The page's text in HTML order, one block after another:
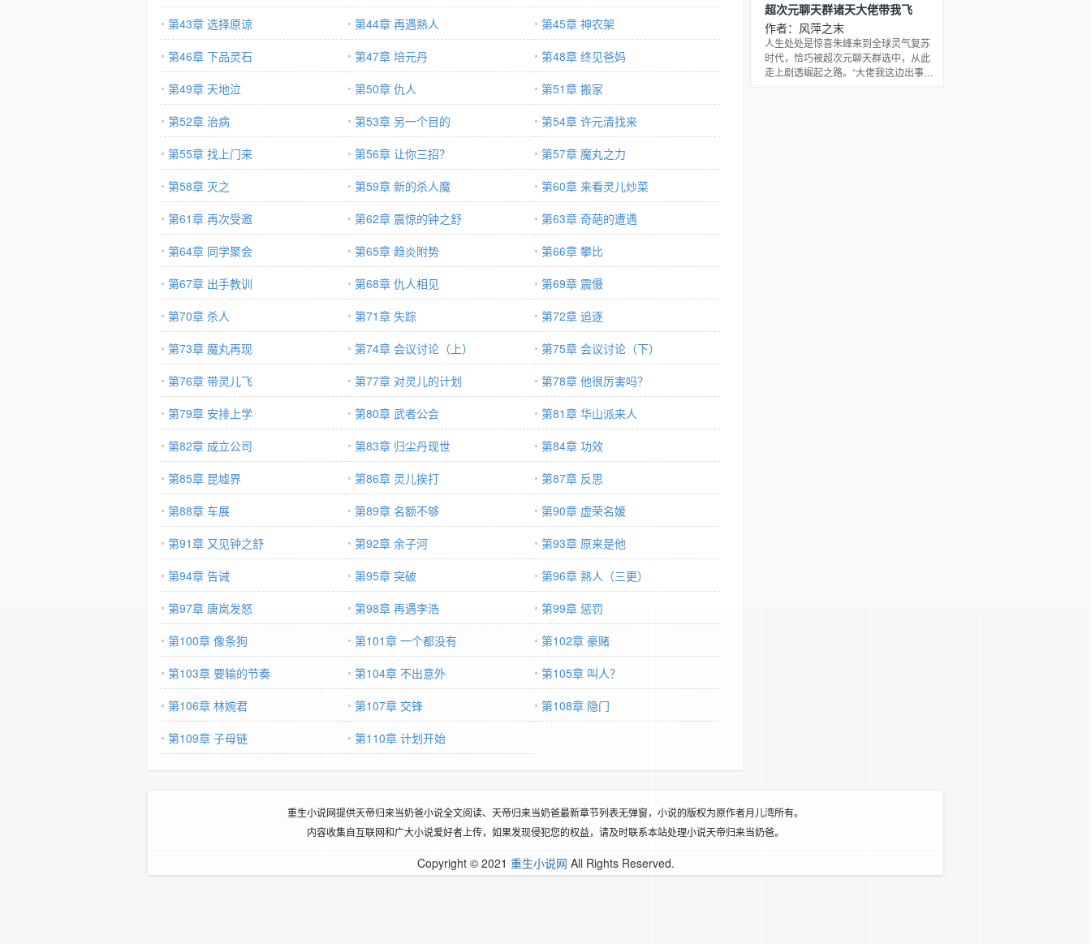
第43章 选择原谅
第44章 再遇熟人
第45章 神农架
第46章 下品灵石
第47章 培元丹
第48章 终见爸妈
第49章 天地泣
第50章 仇人
第51章 搬家
第52章 治病
第53章 另一个目的
第54章 许元清找来
第55章 找上门来
第56章 让你三招？
第57章 魔丸之力
第58章 灭之
第59章 新的杀人魔
第60章 来看灵儿炒菜
第61章 再次受邀
第62章 震惊的钟之舒
第63章 奇葩的遭遇
第64章 同学聚会
第65章 趋炎附势
第66章 攀比
第67章 出手教训
第68章 仇人相见
第69章 震慑
第70章 杀人
第71章 失踪
第72章 追逐
第73章 魔丸再现
第74章 会议讨论（上）
第75章 会议讨论（下）
第76章 带灵儿飞
第77章 对灵儿的计划
第78章 他很厉害吗？
第79章 安排上学
第80章 武者公会
第81章 华山派来人
第82章 成立公司
第83章 归尘丹现世
第84章 功效
第85章 昆墟界
第86章 灵儿挨打
第87章 反思
第88章 车展
第89章 名额不够
第90章 虚荣名媛
第91章 又见钟之舒
第92章 余子河
第93章 原来是他
第94章 告诫
第95章 突破
第96章 熟人（三更）
第97章 唐岚发怒
第98章 再遇李浩
第99章 惩罚
第100章 像条狗
第101章 一个都没有
第102章 豪赌
第103章 要输的节奏
第104章 不出意外
第105章 叫人？
第106章 林婉君
第107章 交锋
第108章 隐门
第109章 子母链
第110章 计划开始
了辗转寝殿，一人之下的娈宠杜玉章。
多少磋磨凌辱，
实验被囚禁的自闭天才：“人类，都该
死！”系统疯狂暗示：小姐姐这都是需要
你疼爱的可怜小白菜啊！沐欢兢兢业
业，男主有天道宠，女主有男主宠，而
这些可怜小白菜就由她这个幸运女神来
超次元聊天群诸天大佬带我飞
作者：风萍之末
人生处处是惊喜朱峰来到全球灵气复苏
时代，恰巧被超次元聊天群选中，从此
走上剧透崛起之路。“大佬我这边出事
重生小说网提供天帝归来当奶爸小说全文阅读、天帝归来当奶爸最新章节列表无弹窗，小说的版权为原作者月儿湾所有。
内容收集自互联网和广大小说爱好者上传，如果发现侵犯您的权益，请及时联系本站处理小说天帝归来当奶爸。
Copyright © 2021 重生小说网 All Rights Reserved.